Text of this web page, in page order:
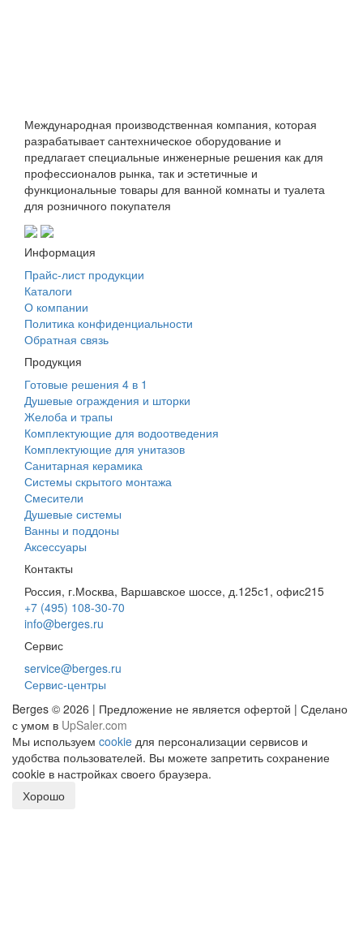
Международная производственная компания, которая
разрабатывает сантехническое оборудование и
предлагает специальные инженерные решения как для
профессионалов рынка, так и эстетичные и
функциональные товары для ванной комнаты и туалета
для розничного покупателя
Информация
Прайс-лист продукции
Каталоги
О компании
Политика конфиденциальности
Обратная связь
Продукция
Готовые решения 4 в 1
Душевые ограждения и шторки
Желоба и трапы
Комплектующие для водоотведения
Комплектующие для унитазов
Санитарная керамика
Системы скрытого монтажа
Смесители
Душевые системы
Ванны и поддоны
Аксессуары
Контакты
Россия, г.Москва, Варшавское шоссе, д.125с1, офис215
+7 (495) 108-30-70
info@berges.ru
Сервис
service@berges.ru
Сервис-центры
Berges © 2026 | Предложение не является офертой | Сделано
с умом в UpSaler.com
Мы используем cookie для персонализации сервисов и
удобства пользователей. Вы можете запретить сохранение
cookie в настройках своего браузера.
Хорошо